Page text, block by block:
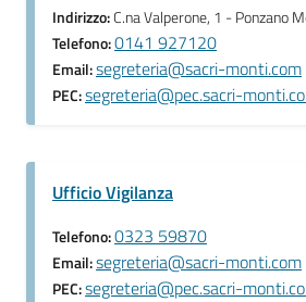
Indirizzo:C.na Valperone, 1 - Ponzano
Telefono:0141 927120
Email:segreteria@sacri-monti.com
PEC:segreteria@pec.sacri-
Ufficio Vigilanza
Telefono:0323 59870
Email:segreteria@sacri-monti.com
PEC:segreteria@pec.sacri-